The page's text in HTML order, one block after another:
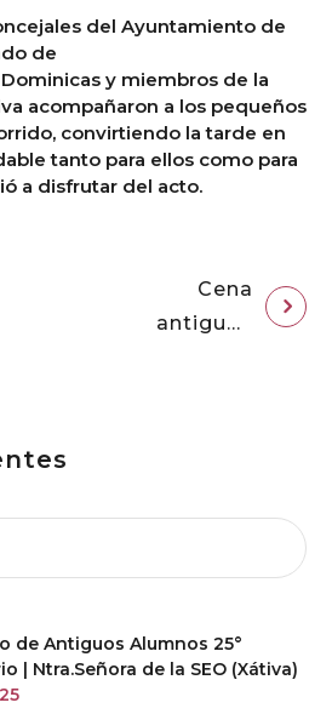
del Ayuntamiento de
de
y miembros de la
acompañaron a los pequeños
convirtiendo la tarde en
tanto para ellos como para
a disfrutar del acto.
Cena
antiguos
de Antiguos Alumnos 25°
| Ntra.Señora de la SEO (Xátiva)